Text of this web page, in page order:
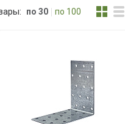
по 30 по 100